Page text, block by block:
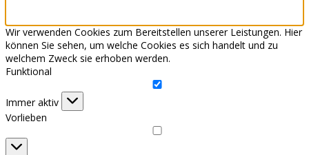
Wir verwenden Cookies zum Bereitstellen unserer Leistungen. Hier
können Sie sehen, um welche Cookies es sich handelt und zu
welchem Zweck sie erhoben werden.
Funktional
Funktional
Immer aktiv
Vorlieben
Vorlieben